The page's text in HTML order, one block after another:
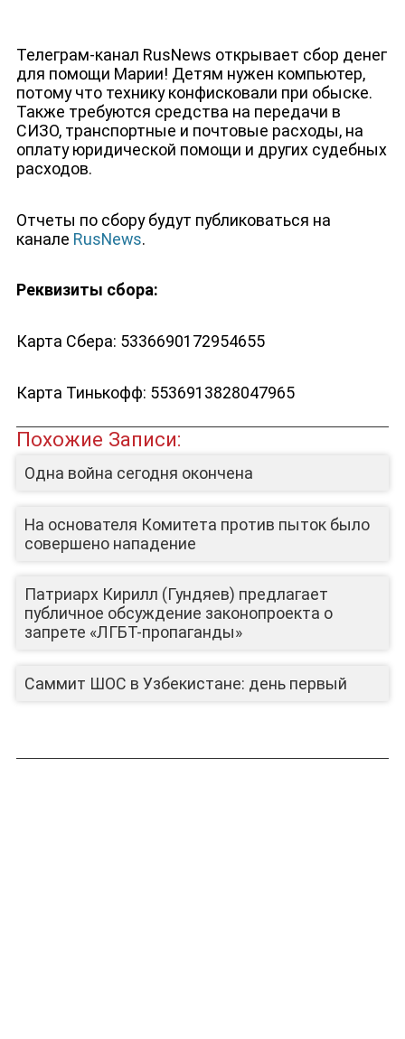
ДЕПУТАТЫ К СЪЕЗДУ
ЮТУБ-КАНАЛ
Телеграм-канал RusNews открывает сбор денег
для помощи Марии! Детям нужен компьютер,
потому что технику конфисковали при обыске.
Также требуются средства на передачи в
СИЗО, транспортные и почтовые расходы, на
оплату юридической помощи и других судебных
расходов.
Отчеты по сбору будут публиковаться на
канале RusNews.
Реквизиты сбора:
Карта Сбера: 5336690172954655
Карта Тинькофф: 5536913828047965
Похожие Записи:
Одна война сегодня окончена
На основателя Комитета против пыток было
совершено нападение
Патриарх Кирилл (Гундяев) предлагает
публичное обсуждение законопроекта о
запрете «ЛГБТ-пропаганды»
Саммит ШОС в Узбекистане: день первый